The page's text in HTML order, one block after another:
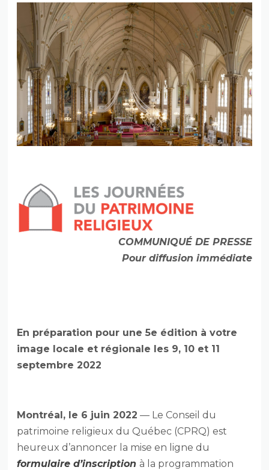
COMMUNIQUÉ DE PRESSE
Pour diffusion immédiate
En préparation pour une 5e édition à votre
image locale et régionale les 9, 10 et 11
septembre 2022
Montréal, le 6 juin 2022 — Le Conseil du
patrimoine religieux du Québec (CPRQ) est
heureux d’annoncer la mise en ligne du
formulaire d’inscription à la programmation